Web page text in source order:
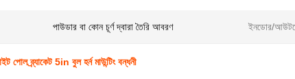
পাউডার বা কোন চূর্ণ দ্বারা তৈরি আবরণ ইনডোর/
পোল ব্র্যাকেট 5in বুল হর্ন মাউন্টিং বন্ধনী